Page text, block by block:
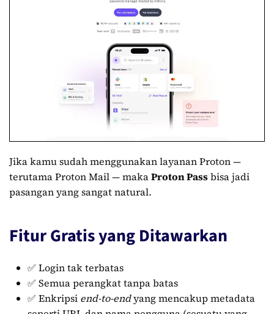
Jika kamu sudah menggunakan layanan Proton —
terutama Proton Mail — makaProton Passbisa jadi
pasangan yang sangat natural.
Fitur Gratis yang Ditawarkan
✅ Login tak terbatas
✅ Semua perangkat tanpa batas
✅ Enkripsi end-to-endyang mencakup metadata